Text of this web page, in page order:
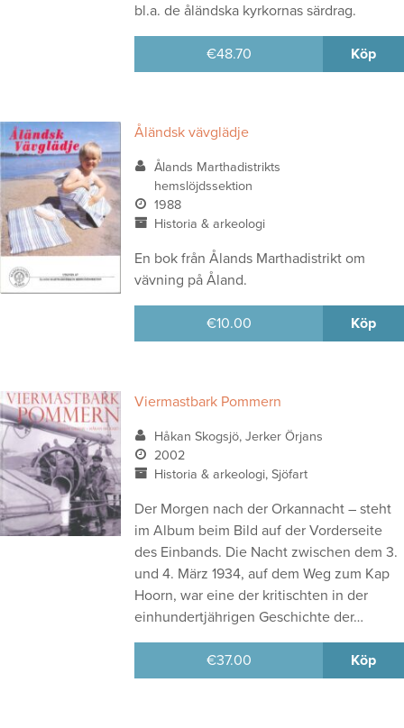
bl.a. de åländska kyrkornas särdrag.
€48.70 Köp
Åländsk vävglädje
Ålands Marthadistrikts
hemslöjdssektion
1988
Historia & arkeologi
En bok från Ålands Marthadistrikt om
vävning på Åland.
€10.00 Köp
Viermastbark Pommern
Håkan Skogsjö, Jerker Örjans
2002
Historia & arkeologi, Sjöfart
Der Morgen nach der Orkannacht – steht
im Album beim Bild auf der Vorderseite
des Einbands. Die Nacht zwischen dem 3.
und 4. März 1934, auf dem Weg zum Kap
Hoorn, war eine der kritischten in der
einhundertjährigen Geschichte der…
€37.00 Köp